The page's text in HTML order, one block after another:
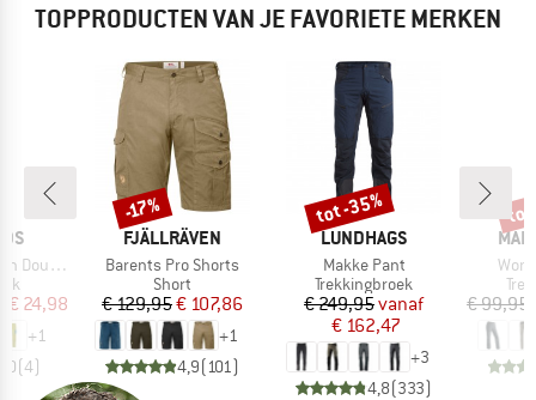
TOPPRODUCTEN VAN JE FAVORIETE MERKEN
Off Pants
prijs
€ 24,98
+1
(4)
MERK
FJÄLLRÄVEN
Artikel
Barents Pro Shorts
Productgroep
Short
Prijs
€ 129,95Verlaagde prijs
€ 107,86
+1
4,9(101)
Korting
-17%
MERK
LUNDHAGS
Artikel
Makke Pant
Productgroep
Trekkingbroek
Prijs
€ 249,95Verlaagde prijs
vanaf
€ 162,47
+3
4,8(333)
Korting
tot -35%
€ 99,95